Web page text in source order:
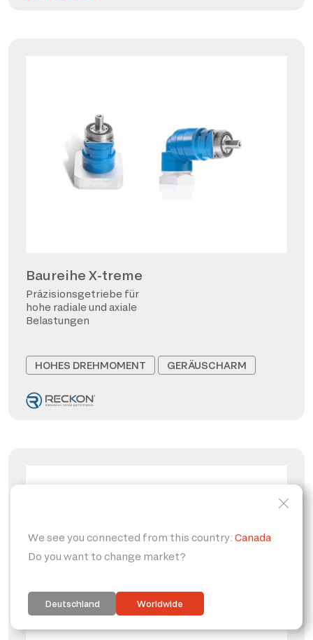
Baureihe X-treme
Präzisionsgetriebe für
hohe radiale und axiale
Belastungen
HOHES DREHMOMENT GERÄUSCHARM